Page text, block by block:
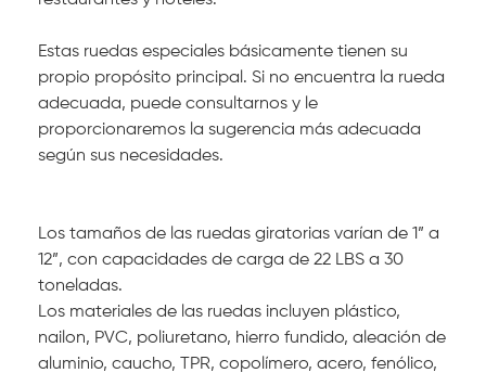
Estas ruedas especiales básicamente tienen su
propio propósito principal. Si no encuentra la rueda
adecuada, puede consultarnos y le
proporcionaremos la sugerencia más adecuada
según sus necesidades.
Los tamaños de las ruedas giratorias varían de 1” a
12”, con capacidades de carga de 22 LBS a 30
toneladas.
Los materiales de las ruedas incluyen plástico,
nailon, PVC, poliuretano, hierro fundido, aleación de
aluminio, caucho, TPR, copolímero, acero, fenólico,